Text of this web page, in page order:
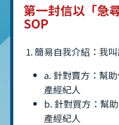
第一封信以「急
SOP
1. 簡易自我介紹：我
a. 針對賣方：幫
產經紀人
b. 針對買方：幫
產經紀人